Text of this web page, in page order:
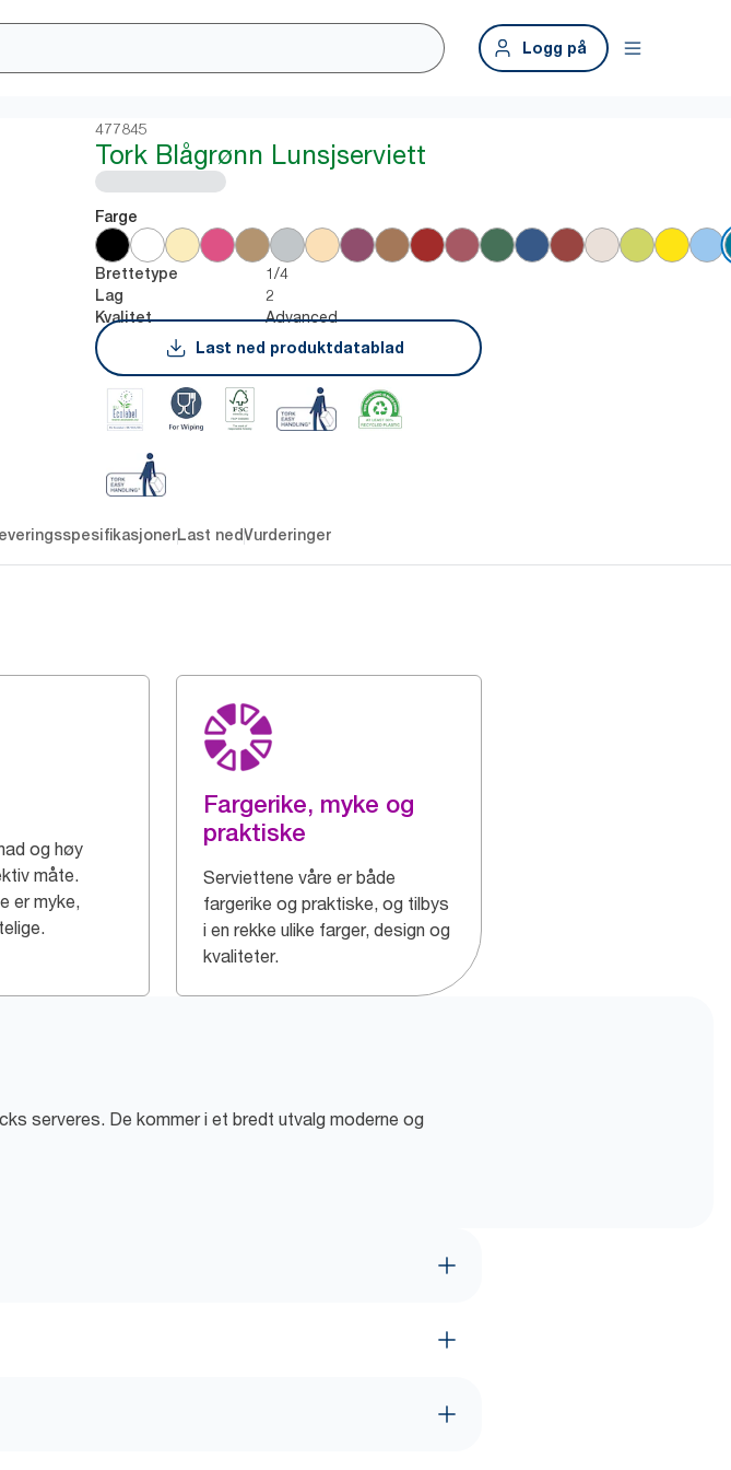
Logg på
477845
Tork Blågrønn Lunsjserviett
Farge
Brettetype 1/4
Lag 2
Kvalitet
Advanced
Last ned produktdatablad
Last nedVurderinger
og høy
måte.
er myke,
Fargerike, myke og
praktiske
Serviettene våre er både
fargerike og praktiske, og tilbys
i en rekke ulike farger, design og
kvaliteter.
serveres. De kommer i et bredt utvalg moderne og